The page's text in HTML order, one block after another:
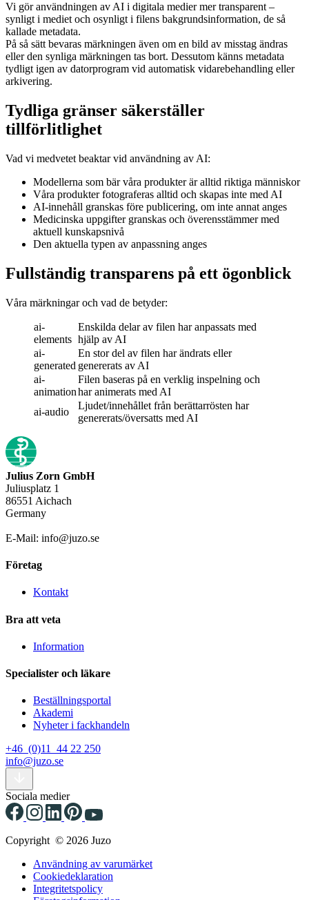
Vi gör användningen av AI i digitala medier mer transparent –
synligt i mediet och osynligt i filens bakgrundsinformation, de så
kallade metadata.
På så sätt bevaras märkningen även om en bild av misstag ändras
eller den synliga märkningen tas bort. Dessutom känns metadata
tydligt igen av datorprogram vid automatisk vidarebehandling eller
arkivering.
Tydliga gränser säkerställer
tillförlitlighet
Vad vi medvetet beaktar vid användning av AI:
Modellerna som bär våra produkter är alltid riktiga människor
Våra produkter fotograferas alltid och skapas inte med AI
AI-innehåll granskas före publicering, om inte annat anges
Medicinska uppgifter granskas och överensstämmer med
aktuell kunskapsnivå
Den aktuella typen av anpassning anges
Fullständig transparens på ett ögonblick
Våra märkningar och vad de betyder:
ai-
elements
Enskilda delar av filen har anpassats med
hjälp av AI
ai-
generated
En stor del av filen har ändrats eller
genererats av AI
ai-
animation
Filen baseras på en verklig inspelning och
har animerats med AI
ai-audio
Ljudet/innehållet från berättarrösten har
genererats/översatts med AI
Julius Zorn GmbH
Juliusplatz 1
86551 Aichach
Germany
E-Mail: info@juzo.se
Företag
Kontakt
Bra att veta
Information
Specialister och läkare
Beställningsportal
Akademi
Nyheter i fackhandeln
+46 (0)11 44 22 250
info@juzo.se
Sociala medier
Copyright © 2026 Juzo
Användning av varumärket
Cookiedeklaration
Integritetspolicy